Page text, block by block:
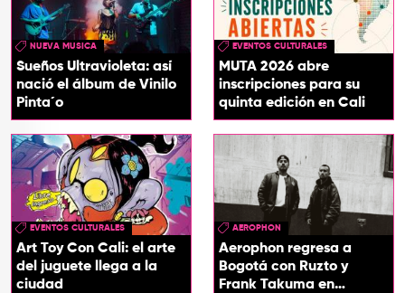
NUEVA MUSICA
Sueños Ultravioleta: así
nació el álbum de Vinilo
Pinta´o
EVENTOS CULTURALES
MUTA 2026 abre
inscripciones para su
quinta edición en Cali
EVENTOS CULTURALES
Art Toy Con Cali: el arte
del juguete llega a la
ciudad
AEROPHON
Aerophon regresa a
Bogotá con Ruzto y
Frank Takuma en